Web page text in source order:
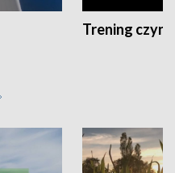
Trening czyni